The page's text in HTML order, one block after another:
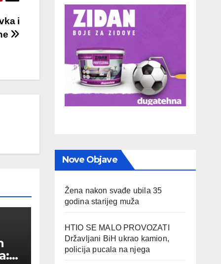
i
Nove Objave
Žena nakon svađe ubila 35
godina starijeg muža
HTIO SE MALO PROVOZATI
Državljani BiH ukrao kamion,
policija pucala na njega